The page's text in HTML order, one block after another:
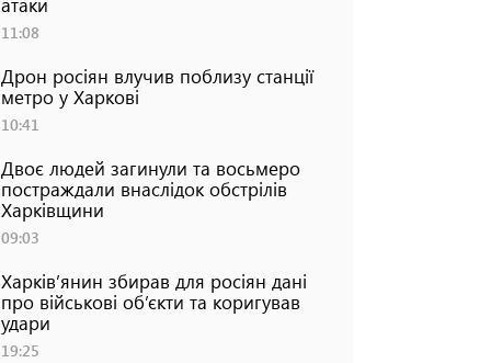
11:08
Дрон росіян влучив поблизу станції
метро у Харкові
10:41
Двоє людей загинули та восьмеро
постраждали внаслідок обстрілів
Харківщини
09:03
Харків’янин збирав для росіян дані
про військові об’єкти та коригував
удари
19:25